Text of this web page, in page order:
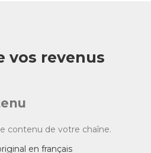
vos revenus
contenu de votre chaîne.
en français